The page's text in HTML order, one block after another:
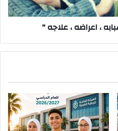
، اعراضه ، علاجه "